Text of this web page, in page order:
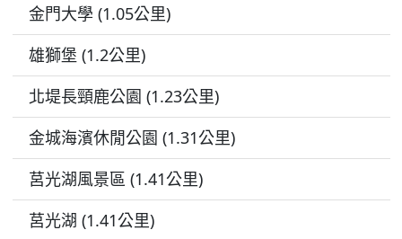
金門大學 (1.05公里)
雄獅堡 (1.2公里)
北堤長頸鹿公園 (1.23公里)
金城海濱休閒公園 (1.31公里)
莒光湖風景區 (1.41公里)
莒光湖 (1.41公里)